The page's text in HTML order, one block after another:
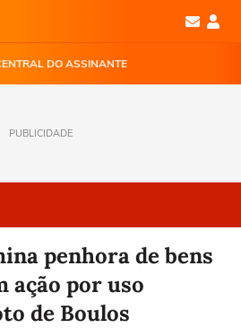
DO ASSINANTE
PUBLICIDADE
penhora de bens
ação por uso
de Boulos